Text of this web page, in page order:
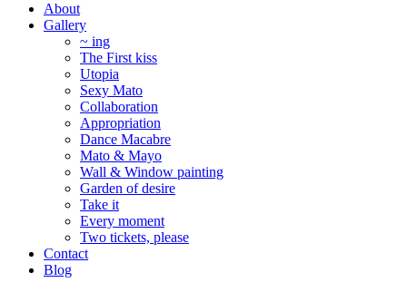
About
Gallery
~ ing
The First kiss
Utopia
Sexy Mato
Collaboration
Appropriation
Dance Macabre
Mato & Mayo
Wall & Window painting
Garden of desire
Take it
Every moment
Two tickets, please
Contact
Blog